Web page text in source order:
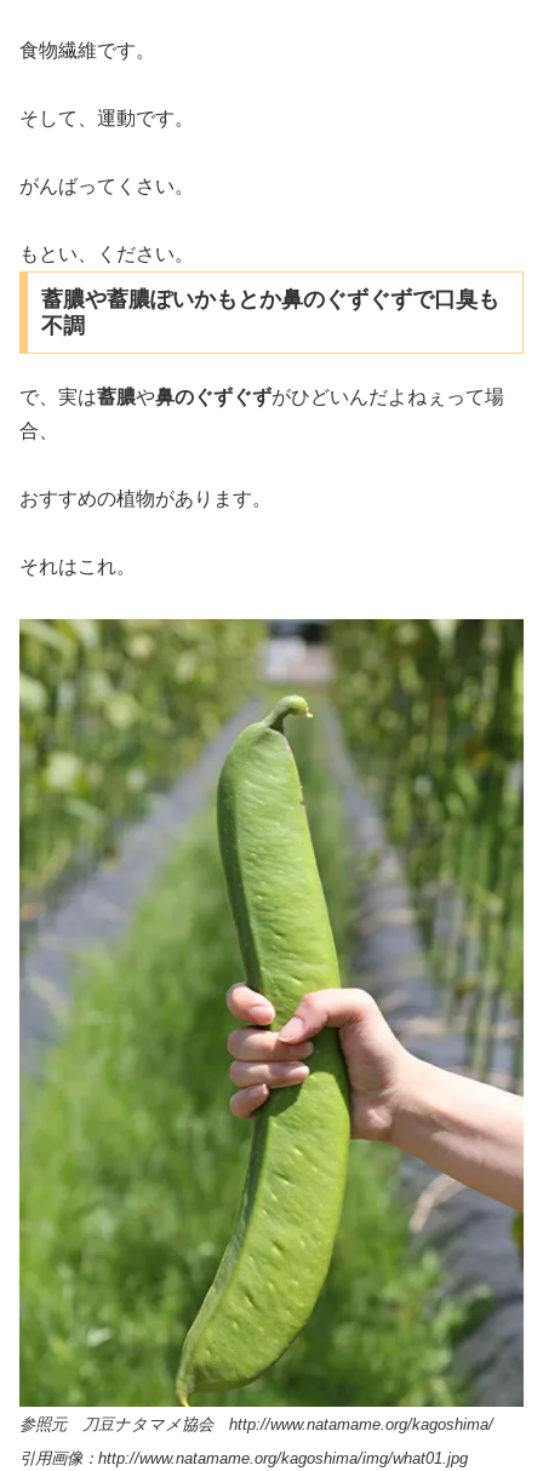
食物繊維です。
そして、運動です。
がんばってくさい。
もとい、ください。
蓄膿や蓄膿ぽいかもとか鼻のぐずぐずで口臭も
不調
で、実は蓄膿や鼻のぐずぐずがひどいんだよねぇって場
合、
おすすめの植物があります。
それはこれ。
参照元 刀豆ナタマメ協会 http://www.natamame.org/kagoshima/
引用画像：http://www.natamame.org/kagoshima/img/what01.jpg